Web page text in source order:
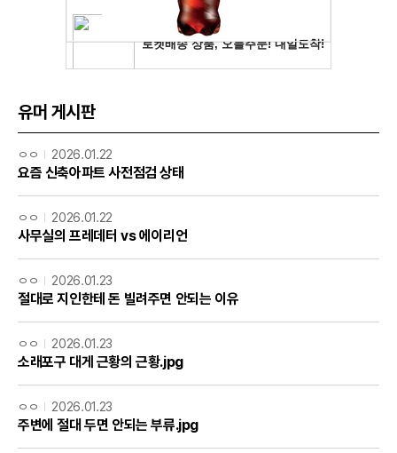
유머 게시판
ㅇㅇ 2026.01.22
요즘 신축아파트 사전점검 상태
ㅇㅇ 2026.01.22
사무실의 프레데터 vs 에이리언
ㅇㅇ 2026.01.23
절대로 지인한테 돈 빌려주면 안되는 이유
ㅇㅇ 2026.01.23
소래포구 대게 근황의 근황.jpg
ㅇㅇ 2026.01.23
주변에 절대 두면 안되는 부류.jpg